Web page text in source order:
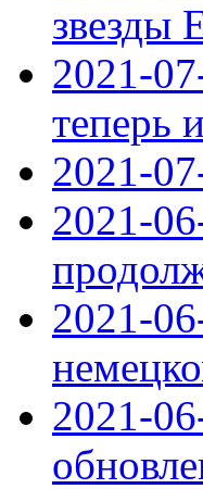
звезды
2021-
теперь
2021-
2021-
2021-
2021-